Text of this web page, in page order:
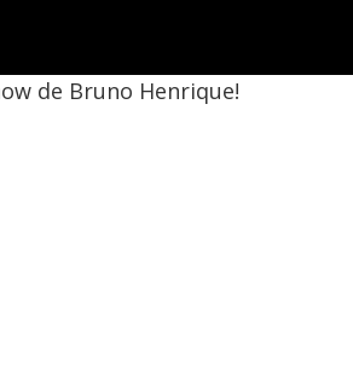
de Bruno Henrique!